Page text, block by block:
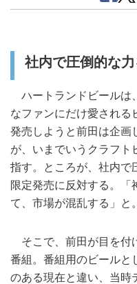
社内で圧倒的な
ハートランドビールは
なファンにだけ愛される
発売しようと前田は企画
が、いまでいうクラフト
指す。ところが、社内で
限定発売に反対する。「
て、市場が混乱する」と。
そこで、前田が目を付
番組。番組用のビールと
のある現在と違い、当時